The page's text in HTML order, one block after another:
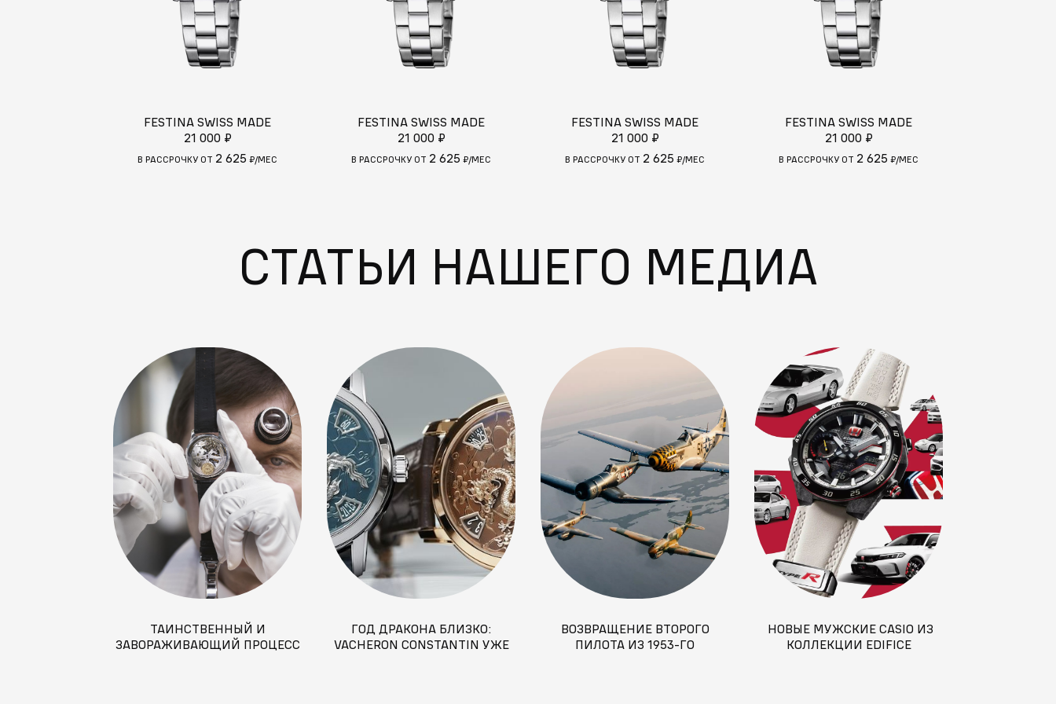
FESTINA SWISS MADE
21 000 ₽
В РАССРОЧКУ ОТ 2 625 ₽/МЕС
FESTINA SWISS MADE
21 000 ₽
В РАССРОЧКУ ОТ 2 625 ₽/МЕС
FESTINA SWISS MADE
21 000 ₽
В РАССРОЧКУ ОТ 2 625 ₽/МЕС
FESTINA SWISS MADE
21 000 ₽
В РАССРОЧКУ ОТ 2 625 ₽/МЕС
СТАТЬИ НАШЕГО МЕДИА
ТАИНСТВЕННЫЙ И
ЗАВОРАЖИВАЮЩИЙ ПРОЦЕСС
ГОД ДРАКОНА БЛИЗКО:
VACHERON CONSTANTIN УЖЕ
ВОЗВРАЩЕНИЕ ВТОРОГО
ПИЛОТА ИЗ 1953-ГО
НОВЫЕ МУЖСКИЕ CASIO ИЗ
КОЛЛЕКЦИИ EDIFICE